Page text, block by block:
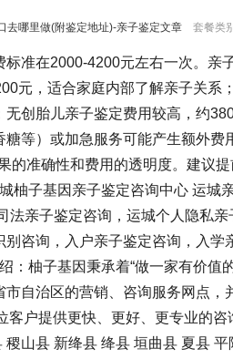
去哪里做(附鉴定地址)-亲子鉴定文章 套餐类
标准在2000-4200元左右一次。亲
元，适合家庭内部了解亲子关系
创胎儿亲子鉴定费用较高，约
等）或加急服务可能产生额外费
的准确性和费用的透明度。建议
柚子基因亲子鉴定咨询中心 运城
法亲子鉴定咨询，运城个人隐私
咨询，入户亲子鉴定咨询，入学
：柚子基因秉承着“做一家有价值
自治区的营销、咨询服务网点，
户提供更快、更好、更专业的
山县 新绛县 绛县 垣曲县 夏县